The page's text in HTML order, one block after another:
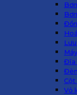
Đĩa
Vỏ